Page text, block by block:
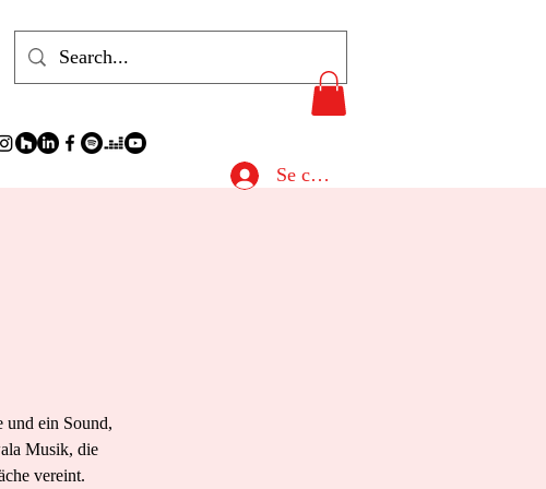
Se connecter
ein Sound,
Musik, die
vereint.